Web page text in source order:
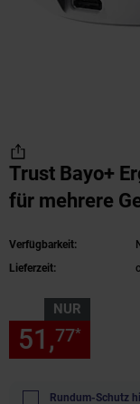
Trust Bayo+
für mehrere
Verfügbarkeit:
Lieferzeit:
NUR
51,77*
Rundum-Schutz